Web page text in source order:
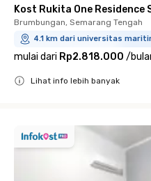
Kost Rukita One Residence
Brumbungan, Semarang Tengah
4.1 km dari universitas
mulai dari Rp2.818.000 /
Lihat info lebih banyak